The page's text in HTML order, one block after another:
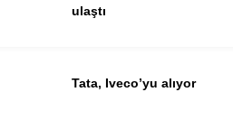
ulaştı
Tata, Iveco’yu alıyor